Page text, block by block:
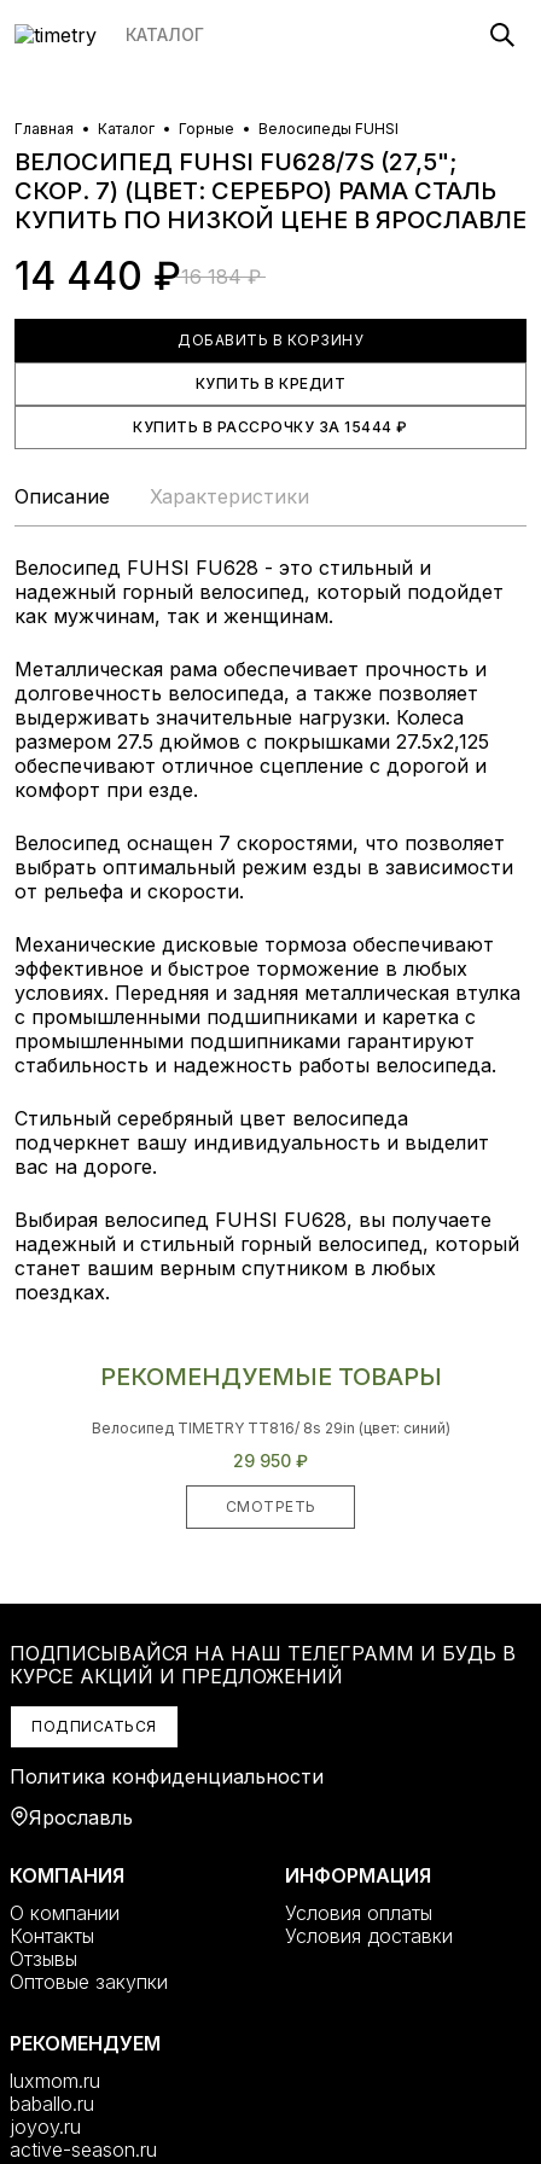
КАТАЛОГ
Главная Каталог Горные Велосипеды FUHSI
ВЕЛОСИПЕД FUHSI FU628/7S (27,5";
СКОР. 7) (ЦВЕТ: СЕРЕБРО) РАМА СТАЛЬ
КУПИТЬ ПО НИЗКОЙ ЦЕНЕ В ЯРОСЛАВЛЕ
14 440 ₽16 184 ₽
ДОБАВИТЬ В КОРЗИНУ
КУПИТЬ В КРЕДИТ
КУПИТЬ В РАССРОЧКУ ЗА15444 ₽
Описание Характеристики
Велосипед FUHSI FU628 - это стильный и
надежный горный велосипед, который подойдет
как мужчинам, так и женщинам.
Металлическая рама обеспечивает прочность и
долговечность велосипеда, а также позволяет
выдерживать значительные нагрузки. Колеса
размером 27.5 дюймов с покрышками 27.5х2,125
обеспечивают отличное сцепление с дорогой и
комфорт при езде.
Велосипед оснащен 7 скоростями, что позволяет
выбрать оптимальный режим езды в зависимости
от рельефа и скорости.
Механические дисковые тормоза обеспечивают
эффективное и быстрое торможение в любых
условиях. Передняя и задняя металлическая втулка
с промышленными подшипниками и каретка с
промышленными подшипниками гарантируют
стабильность и надежность работы велосипеда.
Стильный серебряный цвет велосипеда
подчеркнет вашу индивидуальность и выделит
вас на дороге.
Выбирая велосипед FUHSI FU628, вы получаете
надежный и стильный горный велосипед, который
станет вашим верным спутником в любых
поездках.
РЕКОМЕНДУЕМЫЕ ТОВАРЫ
Велосипед TIMETRY TT816/ 8s 29in (цвет: синий)
29 950 ₽
СМОТРЕТЬ
КОМПАНИЯ
О компании
Контакты
Отзывы
Оптовые закупки
ИНФОРМАЦИЯ
Условия оплаты
Условия доставки
РЕКОМЕНДУЕМ
luxmom.ru
baballo.ru
joyoy.ru
active-season.ru
ПОДПИСЫВАЙСЯ НА НАШ ТЕЛЕГРАММ И БУДЬ В
КУРСЕ АКЦИЙ И ПРЕДЛОЖЕНИЙ
ПОДПИСАТЬСЯ
Политика конфиденциальности
Ярославль